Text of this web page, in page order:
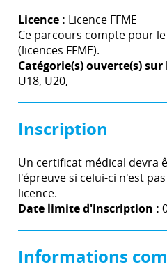
Licence : Licence FFME
Ce parcours compte pour
(licences FFME).
Catégorie(s) ouverte(s)
U18, U20,
Inscription
Un certificat médical devra
l'épreuve si celui-ci n'est
licence.
Date limite d'inscription :
Informations